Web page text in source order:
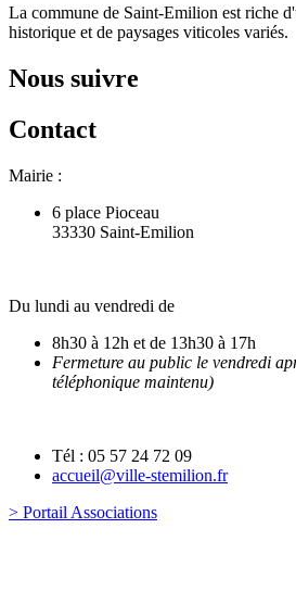
La commune de Saint-Emilion est riche
historique et de paysages viticoles variés.
Nous suivre
Contact
Mairie :
6 place Pioceau
33330 Saint-Emilion
Du lundi au vendredi de
8h30 à 12h et de 13h30 à 17h
Fermeture au public le vendredi
téléphonique maintenu)
Tél : 05 57 24 72 09
accueil@ville-stemilion.fr
> Portail Associations